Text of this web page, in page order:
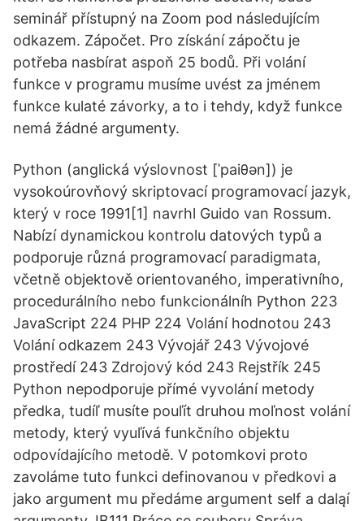
seminář přístupný na Zoom pod následujícím
odkazem. Zápočet. Pro získání zápočtu je
potřeba nasbírat aspoň 25 bodů. Při volání
funkce v programu musíme uvést za jménem
funkce kulaté závorky, a to i tehdy, když funkce
nemá žádné argumenty.
Python (anglická výslovnost [ˈpaiθən]) je
vysokoúrovňový skriptovací programovací jazyk,
který v roce 1991[1] navrhl Guido van Rossum.
Nabízí dynamickou kontrolu datových typů a
podporuje různá programovací paradigmata,
včetně objektově orientovaného, imperativního,
procedurálního nebo funkcionálníh Python 223
JavaScript 224 PHP 224 Volání hodnotou 243
Volání odkazem 243 Vývojář 243 Vývojové
prostředí 243 Zdrojový kód 243 Rejstřík 245
Python nepodporuje přímé vyvolání metody
předka, tudíľ musíte pouľít druhou moľnost volání
metody, který vyuľívá funkčního objektu
odpovídajícího metodě. V potomkovi proto
zavoláme tuto funkci definovanou v předkovi a
jako argument mu předáme argument self a daląí